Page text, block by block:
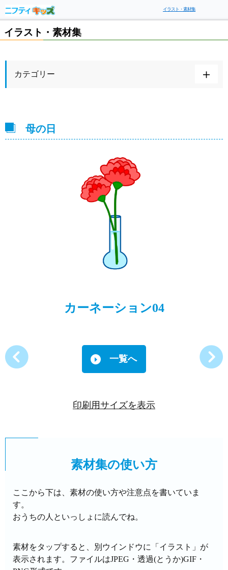
イラスト・素材集
イラスト・素材集
カテゴリー
母の日
カーネーション04
一覧へ
印刷用サイズを表示
素材集の使い方
ここから下は、素材の使い方や注意点を書いていま
す。
おうちの人といっしょに読んでね。
素材をタップすると、別ウインドウに「イラスト」が
表示されます。ファイルはJPEG・透過(とうか)GIF・